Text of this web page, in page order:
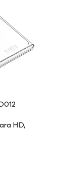
HD,